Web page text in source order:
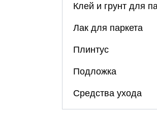
Клей и грунт для
Лак для паркета
Плинтус
Подложка
Средства ухода